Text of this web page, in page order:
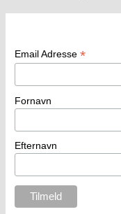
Email Adresse *
Fornavn
Efternavn